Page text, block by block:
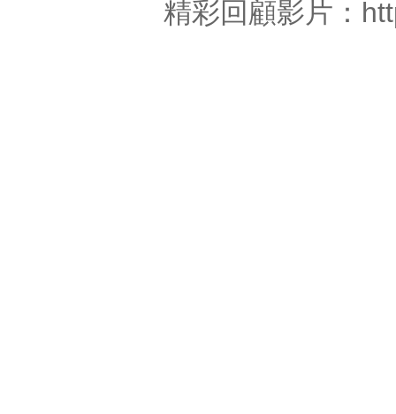
精彩回顧影片：